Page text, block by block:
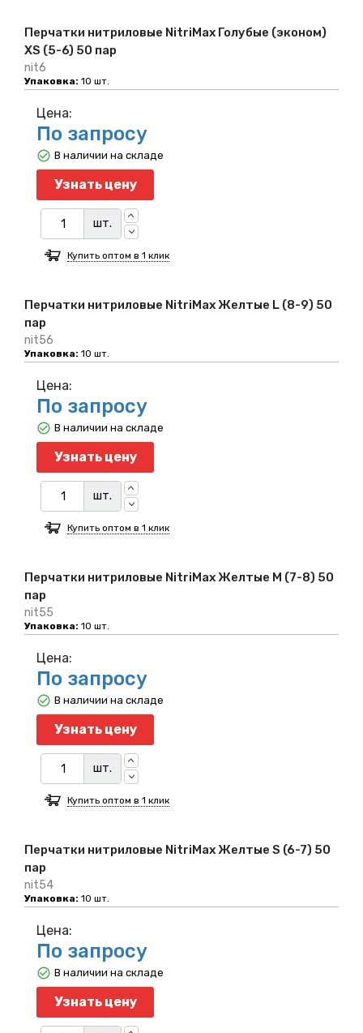
Перчатки нитриловые NitriMax Голубые (эконом)
XS (5-6) 50 пар
nit6
Упаковка: 10 шт.
Перчатки нитриловые NitriMax Желтые L (8-9) 50
пар
nit56
Упаковка: 10 шт.
Цена:
По запросу
Узнать цену
шт.
В наличии на складе
Купить оптом в 1 клик
Перчатки нитриловые NitriMax Желтые M (7-8) 50
пар
nit55
Упаковка: 10 шт.
Цена:
По запросу
Узнать цену
шт.
В наличии на складе
Купить оптом в 1 клик
Перчатки нитриловые NitriMax Желтые S (6-7) 50
пар
nit54
Упаковка: 10 шт.
Цена:
По запросу
Узнать цену
шт.
В наличии на складе
Купить оптом в 1 клик
Цена:
По запросу
Узнать цену
В наличии на складе